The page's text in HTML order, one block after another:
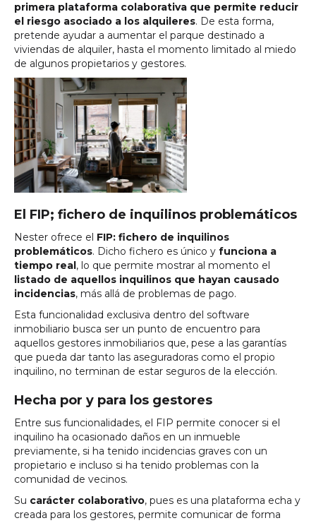
primera plataforma colaborativa que permite reducir
el riesgo asociado a los alquileres. De esta forma,
pretende ayudar a aumentar el parque destinado a
viviendas de alquiler, hasta el momento limitado al miedo
de algunos propietarios y gestores.
El FIP; fichero de inquilinos problemáticos
Nester ofrece el FIP: fichero de inquilinos
problemáticos. Dicho fichero es único y funciona a
tiempo real, lo que permite mostrar al momento el
listado de aquellos inquilinos que hayan causado
incidencias, más allá de problemas de pago.
Esta funcionalidad exclusiva dentro del software
inmobiliario busca ser un punto de encuentro para
aquellos gestores inmobiliarios que, pese a las garantías
que pueda dar tanto las aseguradoras como el propio
inquilino, no terminan de estar seguros de la elección.
Hecha por y para los gestores
Entre sus funcionalidades, el FIP permite conocer si el
inquilino ha ocasionado daños en un inmueble
previamente, si ha tenido incidencias graves con un
propietario e incluso si ha tenido problemas con la
comunidad de vecinos.
Su carácter colaborativo, pues es una plataforma echa y
creada para los gestores, permite comunicar de forma